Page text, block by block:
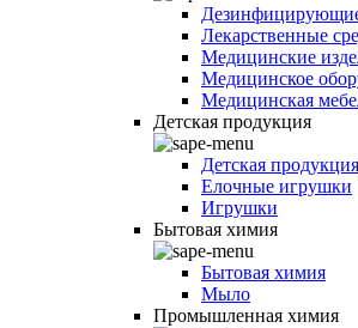
Дезинфицирующие
Лекарственные
Медицинские
Медицинское
Медицинская
Детская продукция
Детская продукция
Елочные игрушки
Игрушки
Бытовая химия
Бытовая химия
Мыло
Промышленная химия